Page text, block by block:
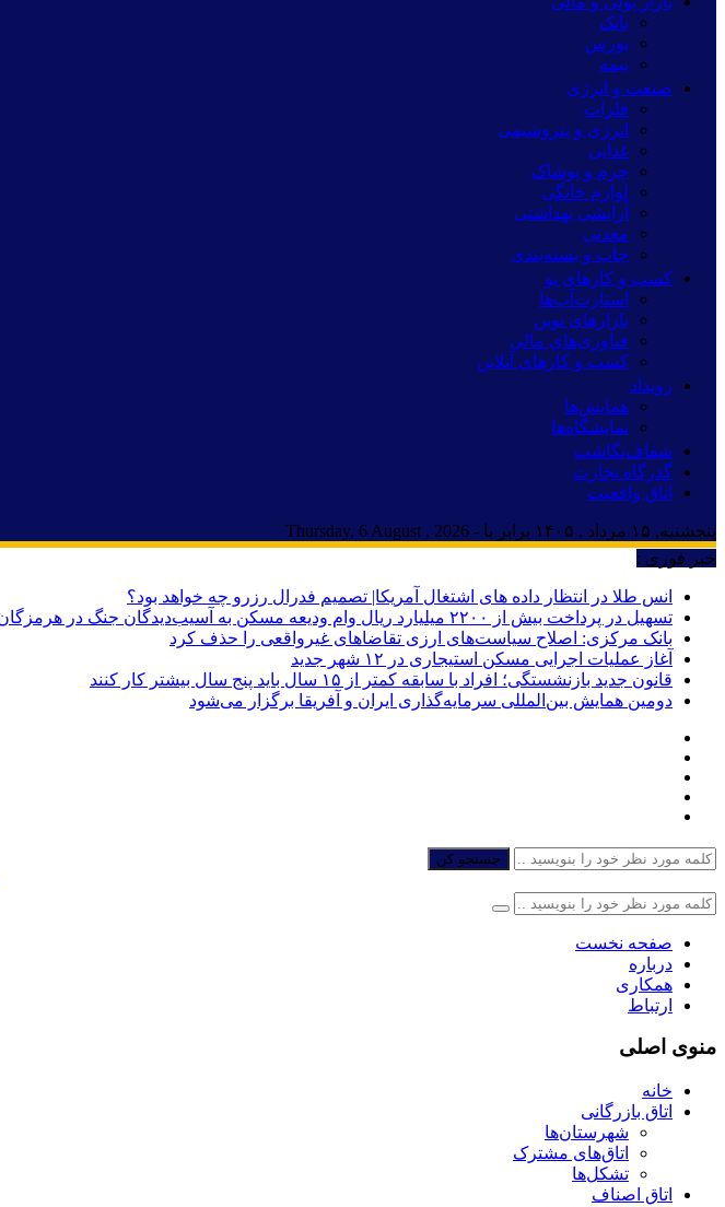
بانک
بورس
بیمه
صنعت و انرژی
فلزات
انرژی و پتروشیمی
غذایی
چرم و پوشاک
لوازم خانگی
آرایشی بهداشتی
معدنی
چاپ و بسته‌بندی
کسب و کارهای نو
استارت‌آپ‌ها
بازارهای نوین
فناوری‌های مالی
کسب و کارهای آنلاین
رویداد
همایش‌ها
نمایشگاه‌ها
شفاف‌نگاشت
گذرگاه تجارت
اتاق واقعیت
پنجشنبه, ۱۵ مرداد , ۱۴۰۵ برابر با - Thursday, 6 August , 2026
خبر فوری :
انس طلا در انتظار داده های اشتغال آمریکا| تصمیم فدرال رزرو چه خواهد بود؟
تسهیل در پرداخت بیش از ۲۲۰۰ میلیارد ریال وام ودیعه مسکن به آسیب‌دیدگان جنگ در هرمزگان
بانک مرکزی: اصلاح سیاست‌های ارزی تقاضاهای غیرواقعی را حذف کرد
آغاز عملیات اجرایی مسکن استیجاری در ۱۲ شهر جدید
قانون جدید بازنشستگی؛ افراد با سابقه کمتر از ۱۵ سال باید پنج سال بیشتر کار کنند
دومین همایش بین‌المللی سرمایه‌گذاری ایران و آفریقا برگزار می‌شود
جستجو کن
صفحه نخست
درباره
همکاری
ارتباط
منوی اصلی
خانه
اتاق بازرگانی
شهرستان‌ها
اتاق‌های مشترک
تشکل‌ها
اتاق اصناف